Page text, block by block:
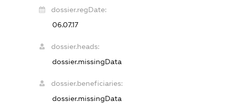
dossier.regDate:
06.07.17
dossier.heads:
dossier.missingData
dossier.beneficiaries:
dossier.missingData